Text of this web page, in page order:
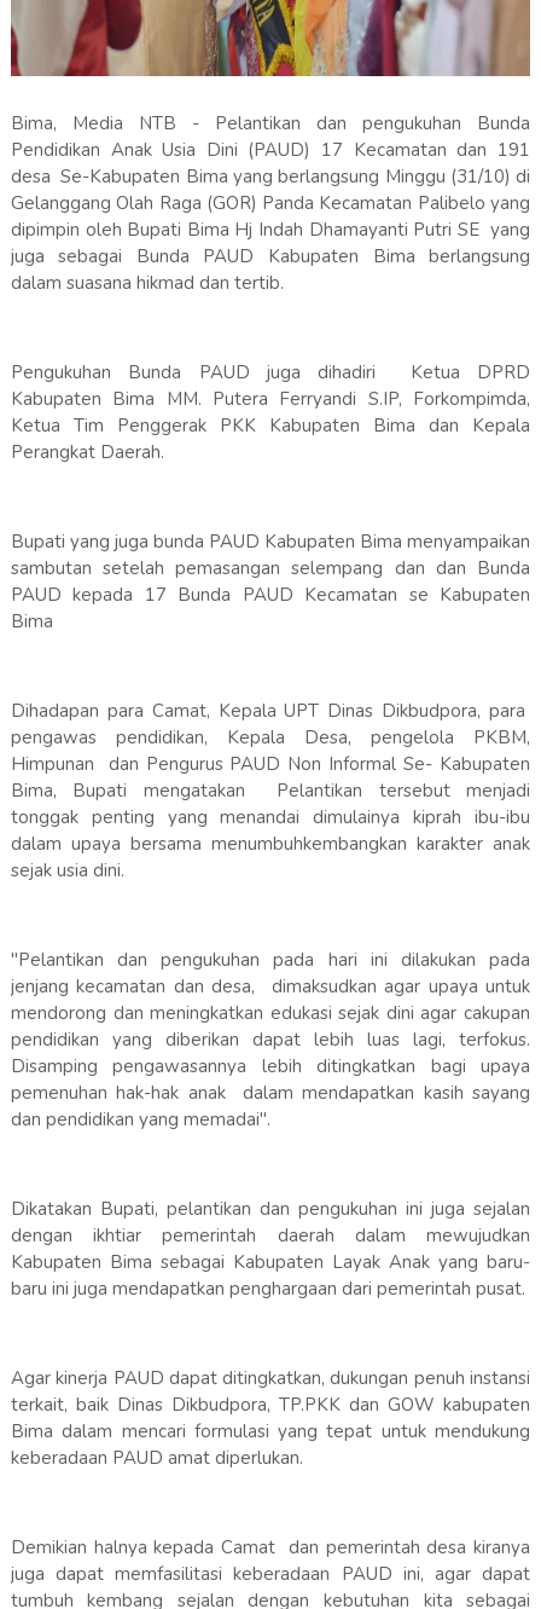
Bima, Media NTB - Pelantikan dan pengukuhan Bunda
Pendidikan Anak Usia Dini (PAUD) 17 Kecamatan dan 191
desa Se-Kabupaten Bima yang berlangsung Minggu (31/10) di
Gelanggang Olah Raga (GOR) Panda Kecamatan Palibelo yang
dipimpin oleh Bupati Bima Hj Indah Dhamayanti Putri SE yang
juga sebagai Bunda PAUD Kabupaten Bima berlangsung
dalam suasana hikmad dan tertib.
Pengukuhan Bunda PAUD juga dihadiri Ketua DPRD
Kabupaten Bima MM. Putera Ferryandi S.IP, Forkompimda,
Ketua Tim Penggerak PKK Kabupaten Bima dan Kepala
Perangkat Daerah.
Bupati yang juga bunda PAUD Kabupaten Bima menyampaikan
sambutan setelah pemasangan selempang dan dan Bunda
PAUD kepada 17 Bunda PAUD Kecamatan se Kabupaten
Bima
Dihadapan para Camat, Kepala UPT Dinas Dikbudpora, para
pengawas pendidikan, Kepala Desa, pengelola PKBM,
Himpunan dan Pengurus PAUD Non Informal Se- Kabupaten
Bima, Bupati mengatakan Pelantikan tersebut menjadi
tonggak penting yang menandai dimulainya kiprah ibu-ibu
dalam upaya bersama menumbuhkembangkan karakter anak
sejak usia dini.
"Pelantikan dan pengukuhan pada hari ini dilakukan pada
jenjang kecamatan dan desa, dimaksudkan agar upaya untuk
mendorong dan meningkatkan edukasi sejak dini agar cakupan
pendidikan yang diberikan dapat lebih luas lagi, terfokus.
Disamping pengawasannya lebih ditingkatkan bagi upaya
pemenuhan hak-hak anak dalam mendapatkan kasih sayang
dan pendidikan yang memadai".
Dikatakan Bupati, pelantikan dan pengukuhan ini juga sejalan
dengan ikhtiar pemerintah daerah dalam mewujudkan
Kabupaten Bima sebagai Kabupaten Layak Anak yang baru-
baru ini juga mendapatkan penghargaan dari pemerintah pusat.
Agar kinerja PAUD dapat ditingkatkan, dukungan penuh instansi
terkait, baik Dinas Dikbudpora, TP.PKK dan GOW kabupaten
Bima dalam mencari formulasi yang tepat untuk mendukung
keberadaan PAUD amat diperlukan.
Demikian halnya kepada Camat dan pemerintah desa kiranya
juga dapat memfasilitasi keberadaan PAUD ini, agar dapat
tumbuh kembang sejalan dengan kebutuhan kita sebagai